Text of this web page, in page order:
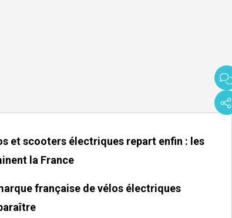
et scooters électriques repart enfin : les
la France
française de vélos électriques